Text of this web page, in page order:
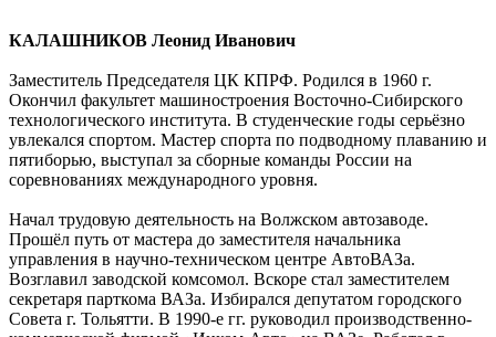
КАЛАШНИКОВ Леонид Иванович
Заместитель Председателя ЦК КПРФ. Родился в 1960 г.
Окончил факультет машиностроения Восточно-Сибирского
технологического института. В студенческие годы серьёзно
увлекался спортом. Мастер спорта по подводному плаванию и
пятиборью, выступал за сборные команды России на
соревнованиях международного уровня.
Начал трудовую деятельность на Волжском автозаводе.
Прошёл путь от мастера до заместителя начальника
управления в научно-техническом центре АвтоВАЗа.
Возглавил заводской комсомол. Вскоре стал заместителем
секретаря парткома ВАЗа. Избирался депутатом городского
Совета г. Тольятти. В 1990-е гг. руководил производственно-